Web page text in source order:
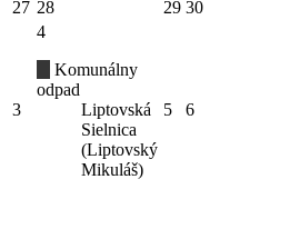
27 28 29 30
3
4
Komunálny
odpad
Liptovská
Sielnica
(Liptovský
Mikuláš)
5 6